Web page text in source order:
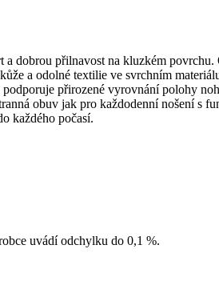
dobrou přilnavost na kluzkém povrchu.
a odolné textilie ve svrchním
přirozené vyrovnání polohy
obuv jak pro každodenní nošení s
každého počasí.
uvádí odchylku do 0,1 %.